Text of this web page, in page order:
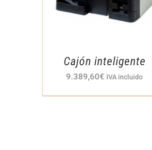
Cajón inteligente
9.389,60€ IVA incluido